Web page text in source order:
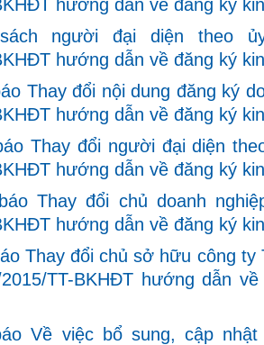
hướng dẫn về đăng ký
người đại diện theo
hướng dẫn về đăng ký
Thay đổi nội dung đăng ký
hướng dẫn về đăng ký
Thay đổi người đại diện
hướng dẫn về đăng ký
Thay đổi chủ doanh
hướng dẫn về đăng ký
Thay đổi chủ sở hữu công ty
TT-BKHĐT hướng dẫn
Về việc bổ sung, cập